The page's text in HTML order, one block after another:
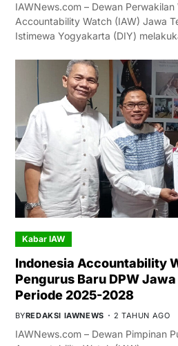
IAWNews.com – Dewan
Accountability Watch (IAW) Jawa
Istimewa Yogyakarta (DIY)
Kabar IAW
Indonesia Accountability
Pengurus Baru DPW
Periode 2025-2028
BYREDAKSI IAWNEWS 2 TAHUN AGO
IAWNews.com – Dewan Pimpinan